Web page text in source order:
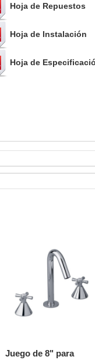
Hoja de Repuestos
Hoja de Instalación
Hoja de
Juego de 8" para